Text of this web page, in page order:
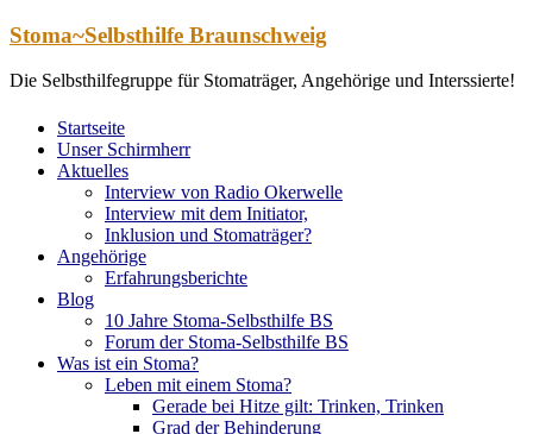
Zum
springen
Stoma~Selbsthilfe Braunschweig
Die Selbsthilfegruppe für Stomaträger, Angehörige und Interssierte!
Startseite
Unser Schirmherr
Aktuelles
Interview von Radio Okerwelle
Interview mit dem Initiator,
Inklusion und Stomaträger?
Angehörige
Erfahrungsberichte
Blog
10 Jahre Stoma-Selbsthilfe BS
Forum der Stoma-Selbsthilfe BS
Was ist ein Stoma?
Leben mit einem Stoma?
Gerade bei Hitze gilt: Trinken, Trinken
Grad der Behinderung